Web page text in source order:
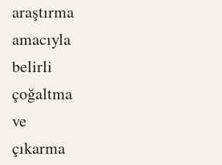
araştırma
amacıyla
belirli
çoğaltma
ve
çıkarma